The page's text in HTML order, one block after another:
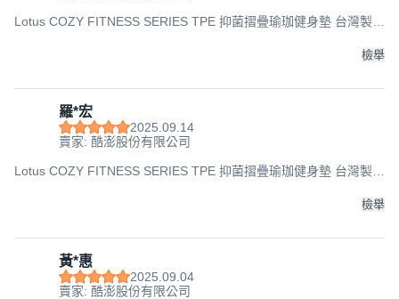
Lotus COZY FITNESS SERIES TPE 抑菌摺疊瑜珈健身墊 台灣製
檢舉
羅*宏
2025.09.14
賣家: 酷澎股份有限公司
Lotus COZY FITNESS SERIES TPE 抑菌摺疊瑜珈健身墊 台灣製
檢舉
黃*惠
2025.09.04
賣家: 酷澎股份有限公司